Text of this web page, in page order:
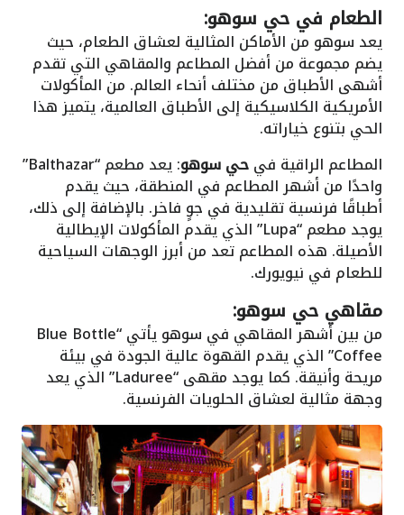
الطعام في حي سوهو:
يعد سوهو من الأماكن المثالية لعشاق الطعام، حيث
يضم مجموعة من أفضل المطاعم والمقاهي التي تقدم
أشهى الأطباق من مختلف أنحاء العالم. من المأكولات
الأمريكية الكلاسيكية إلى الأطباق العالمية، يتميز هذا
الحي بتنوع خياراته.
المطاعم الراقية فيحي سوهو : يعد مطعم “Balthazar”
واحدًا من أشهر المطاعم في المنطقة، حيث يقدم
أطباقًا فرنسية تقليدية في جوٍ فاخر. بالإضافة إلى ذلك،
يوجد مطعم “Lupa” الذي يقدم المأكولات الإيطالية
الأصيلة. هذه المطاعم تعد من أبرز الوجهات السياحية
للطعام في نيويورك.
مقاهي حي سوهو:
من بين أشهر المقاهي في سوهو يأتي “Blue Bottle
Coffee” الذي يقدم القهوة عالية الجودة في بيئة
مريحة وأنيقة. كما يوجد مقهى “Laduree” الذي يعد
وجهة مثالية لعشاق الحلويات الفرنسية.